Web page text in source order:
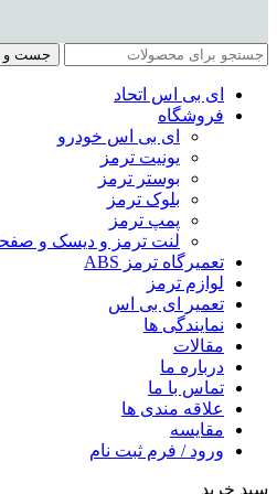
جست و
ای بی اس اتحاد
فروشگاه
ای بی اس خودرو
یونیت ترمز
بوستر ترمز
بلوک ترمز
پمپ ترمز
لنت ترمز و دیسک و
تعمیرگاه ترمز ABS
لوازم ترمز
تعمیر ای بی اس
نمایندگی ها
مقالات
درباره ما
تماس با ما
علاقه مندی ها
مقایسه
ورود / فرم ثبت نام
سبد خرید